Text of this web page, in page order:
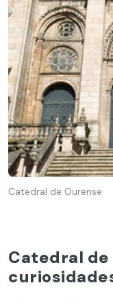
Catedral de Ourense
Catedral de